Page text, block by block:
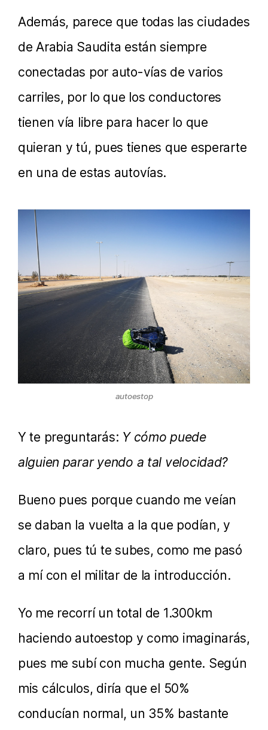
Además, parece que todas las ciudades
de Arabia Saudita están siempre
conectadas por auto-vías de varios
carriles, por lo que los conductores
tienen vía libre para hacer lo que
quieran y tú, pues tienes que esperarte
en una de estas autovías.
autoestop
Y te preguntarás: Y cómo puede
alguien parar yendo a tal velocidad?
Bueno pues porque cuando me veían
se daban la vuelta a la que podían, y
claro, pues tú te subes, como me pasó
a mí con el militar de la introducción.
Yo me recorrí un total de 1.300km
haciendo autoestop y como imaginarás,
pues me subí con mucha gente. Según
mis cálculos, diría que el 50%
conducían normal, un 35% bastante